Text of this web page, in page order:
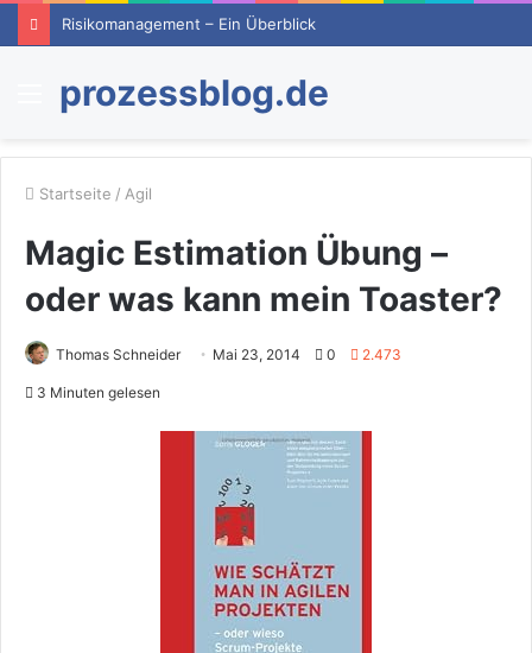
Risikomanagement – Ein Überblick
Menü
prozessblog.de
Startseite / Agil
Magic Estimation Übung –
oder was kann mein Toaster?
Thomas Schneider Mai 23, 2014 0 2.473
3 Minuten gelesen